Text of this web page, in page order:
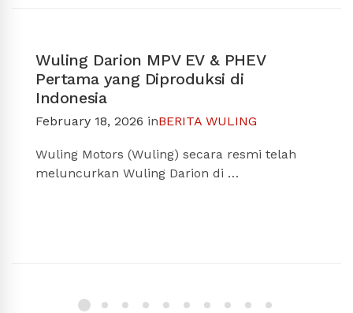
Wuling Darion MPV EV & PHEV
Pertama yang Diproduksi di
Indonesia
February 18, 2026 inBERITA WULING
Wuling Motors (Wuling) secara resmi telah
meluncurkan Wuling Darion di …